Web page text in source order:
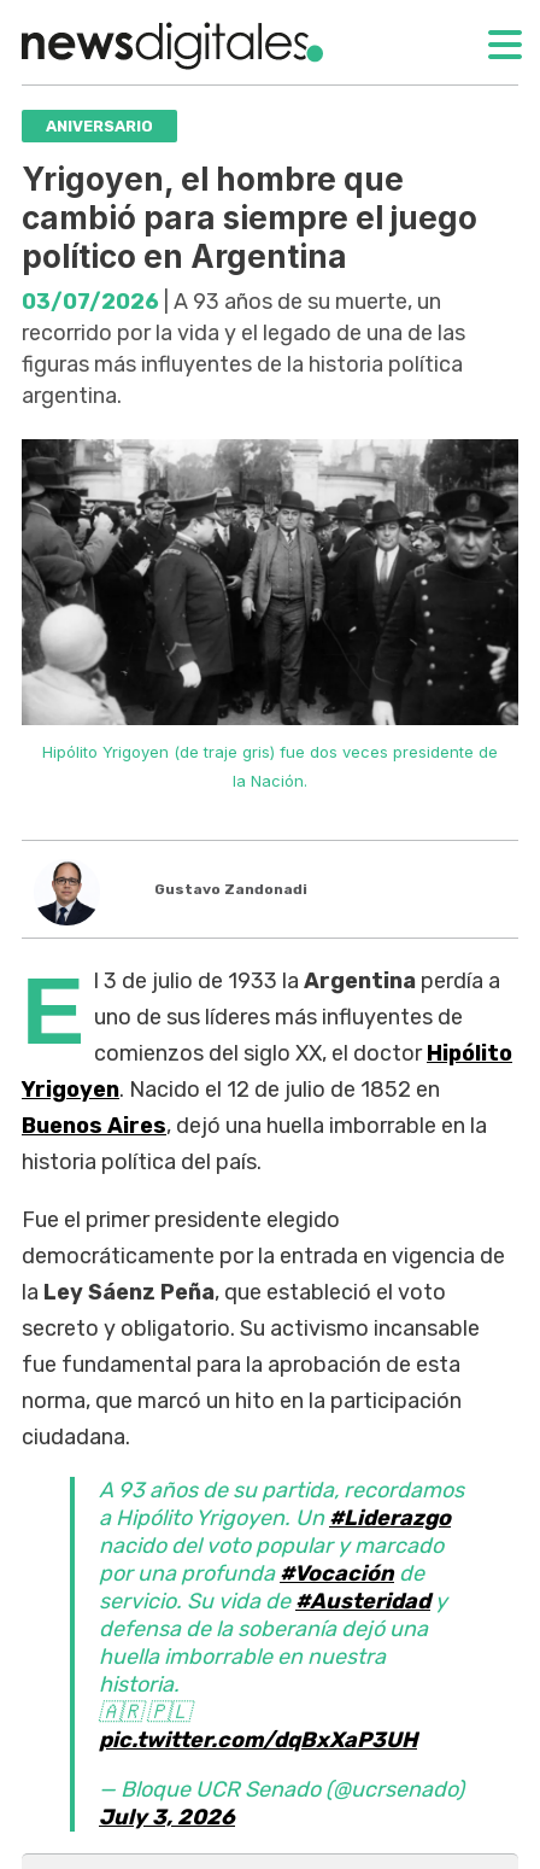
ANIVERSARIO
Yrigoyen, el hombre que
cambió para siempre el juego
político en Argentina
03/07/2026 | A 93 años de su muerte, un
recorrido por la vida y el legado de una de las
figuras más influyentes de la historia política
argentina.
Hipólito Yrigoyen (de traje gris) fue dos veces presidente de
la Nación.
Gustavo Zandonadi
E l 3 de julio de 1933 la Argentina perdía a
uno de sus líderes más influyentes de
comienzos del siglo XX, el doctorHipólito
Yrigoyen. Nacido el 12 de julio de 1852 en
Buenos Aires, dejó una huella imborrable en la
historia política del país.
Fue el primer presidente elegido
democráticamente por la entrada en vigencia de
la Ley Sáenz Peña, que estableció el voto
secreto y obligatorio. Su activismo incansable
fue fundamental para la aprobación de esta
norma, que marcó un hito en la participación
ciudadana.
A 93 años de su partida, recordamos
a Hipólito Yrigoyen. Un#Liderazgo
nacido del voto popular y marcado
por una profunda#Vocaciónde
servicio. Su vida de#Austeridady
defensa de la soberanía dejó una
huella imborrable en nuestra
historia.
🇦🇷 🇵🇱
pic.twitter.com/dqBxXaP3UH
— Bloque UCR Senado (@ucrsenado)
July 3, 2026